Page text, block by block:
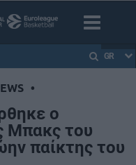
GR
•
ο
Μπακς του
παίκτης του